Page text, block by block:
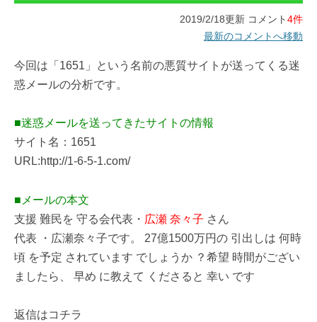
2019/2/18更新 コメント4件
最新のコメントへ移動
今回は「1651」という名前の悪質サイトが送ってくる迷
惑メールの分析です。
■迷惑メールを送ってきたサイトの情報
サイト名：1651
URL:http://1-6-5-1.com/
■メールの本文
支援 難民を 守る会代表・ 広瀬 奈々子 さん
代表 ・広瀬奈々子です。 27億1500万円の 引出しは 何時
頃 を予定 されています でしょうか ？希望 時間がござい
ましたら、 早め に教えて くださると 幸い です
返信はコチラ